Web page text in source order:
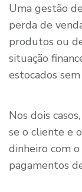
Uma gestão
perda de
produtos ou
situação
estocados
Nos dois
se o cliente e o
dinheiro com
pagamentos